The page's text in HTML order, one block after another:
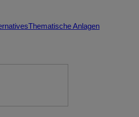
Thematische Anlagen